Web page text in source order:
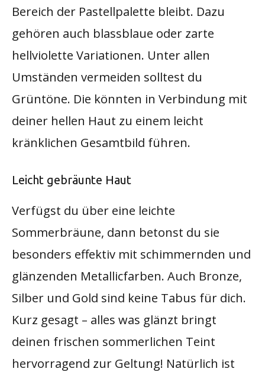
Bereich der Pastellpalette bleibt. Dazu
gehören auch blassblaue oder zarte
hellviolette Variationen. Unter allen
Umständen vermeiden solltest du
Grüntöne. Die könnten in Verbindung mit
deiner hellen Haut zu einem leicht
kränklichen Gesamtbild führen.
Leicht gebräunte Haut
Verfügst du über eine leichte
Sommerbräune, dann betonst du sie
besonders effektiv mit schimmernden und
glänzenden Metallicfarben. Auch Bronze,
Silber und Gold sind keine Tabus für dich.
Kurz gesagt – alles was glänzt bringt
deinen frischen sommerlichen Teint
hervorragend zur Geltung! Natürlich ist